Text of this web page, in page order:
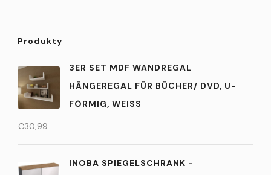
Produkty
3ER SET MDF WANDREGAL
HÄNGEREGAL FÜR BÜCHER/ DVD, U-
FÖRMIG, WEISS
€30,99
INOBA SPIEGELSCHRANK -